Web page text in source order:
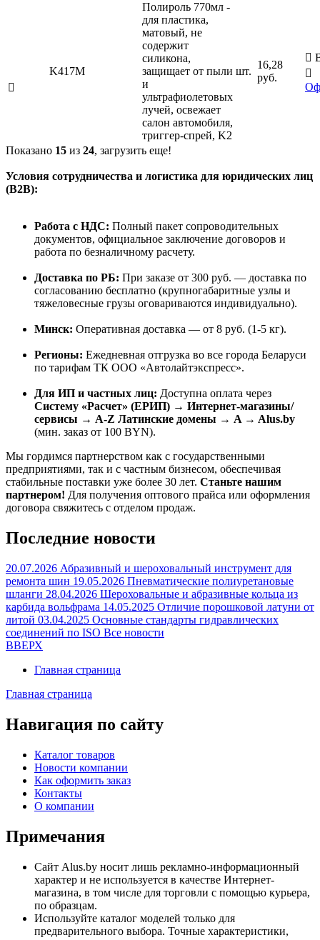

K417M
Полироль 770мл -
для пластика,
матовый, не
содержит
силикона,
защищает от пыли
и
ультрафиолетовых
лучей, освежает
салон автомобиля,
триггер-спрей, K2
шт.
16,28
руб.


Показано 15 из 24, загрузить еще!
Условия сотрудничества и логистика для юридических лиц
(B2B):
Работа с НДС: Полный пакет сопроводительных
документов, официальное заключение договоров и
работа по безналичному расчету.
Доставка по РБ: При заказе от 300 руб. — доставка по
согласованию бесплатно (крупногабаритные узлы и
тяжеловесные грузы оговариваются индивидуально).
Минск: Оперативная доставка — от 8 руб. (1-5 кг).
Регионы: Ежедневная отгрузка во все города Беларуси
по тарифам ТК ООО «Автолайтэкспресс».
Для ИП и частных лиц: Доступна оплата через
Систему «Расчет» (ЕРИП) → Интернет-магазины/
сервисы → A-Z Латинские домены → A → Alus.by
(мин. заказ от 100 BYN).
Мы гордимся партнерством как с государственными
предприятиями, так и с частным бизнесом, обеспечивая
стабильные поставки уже более 30 лет. Станьте нашим
партнером! Для получения оптового прайса или оформления
договора свяжитесь с отделом продаж.
Последние новости
20.07.2026 Абразивный и шероховальный инструмент для
ремонта шин 19.05.2026 Пневматические полиуретановые
шланги 28.04.2026 Шероховальные и абразивные кольца из
карбида вольфрама 14.05.2025 Отличие порошковой латуни от
литой 03.04.2025 Основные стандарты гидравлических
соединений по ISO Все новости
ВВЕРХ
Главная страница
Главная страница
Навигация по сайту
Каталог товаров
Новости компании
Как оформить заказ
Контакты
О компании
Примечания
Сайт Alus.by носит лишь рекламно-информационный
характер и не используется в качестве Интернет-
магазина, в том числе для торговли с помощью курьера,
по образцам.
Используйте каталог моделей только для
предварительного выбора. Точные характеристики,